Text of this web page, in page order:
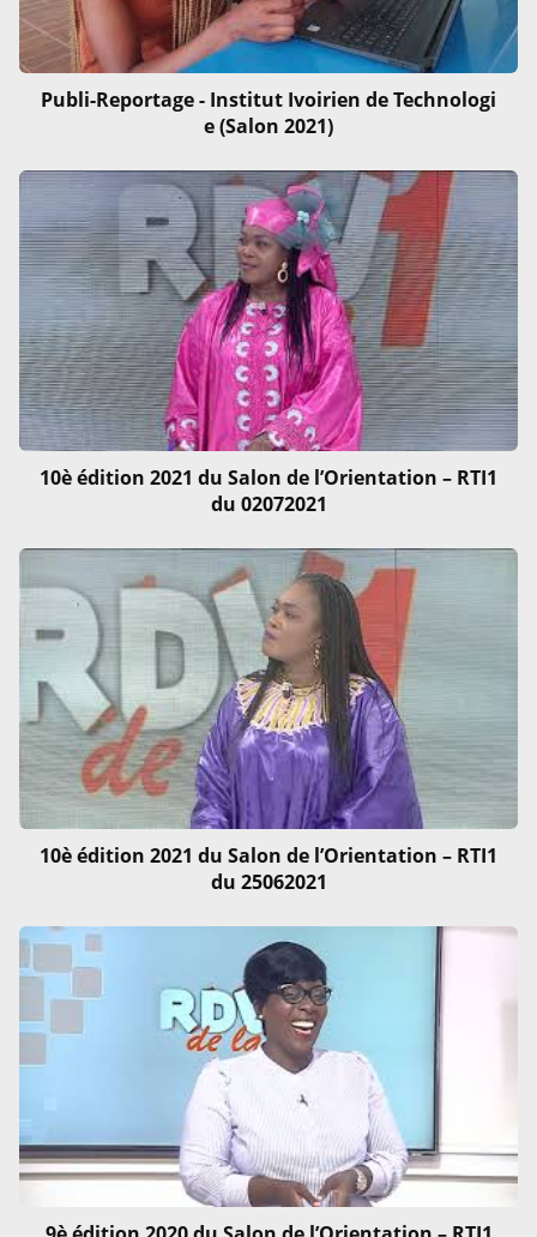
Publi-Reportage - Institut Ivoirien de Technologi
e (Salon 2021)
10è édition 2021 du Salon de l’Orientation – RTI1
du 02072021
10è édition 2021 du Salon de l’Orientation – RTI1
du 25062021